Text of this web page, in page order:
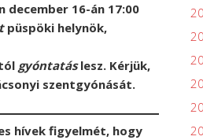
16-án 17:00
püspöki helynök,
gyóntatáslesz. Kérjük,
szentgyónását.
hívek figyelmét, hogy